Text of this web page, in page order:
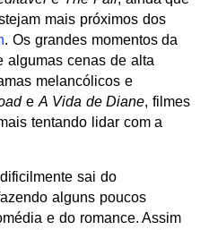
mais próximos dos
. Os grandes momentos da
algumas cenas de alta
melancólicos e
eA Vida de Diane, filmes
tentando lidar com a
sai do
alguns poucos
e do romance. Assim